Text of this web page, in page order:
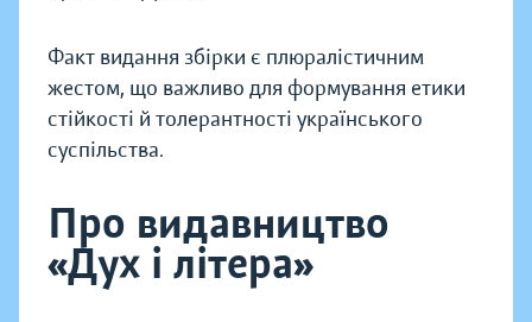
Факт видання збірки є плюралістичним
жестом, що важливо для формування етики
стійкості й толерантності українського
суспільства.
Про видавництво
«Дух і літера»